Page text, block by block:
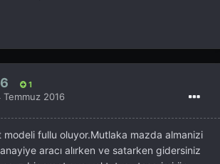
1
Temmuz 2016
fullu oluyor.Mutlaka mazda almanizi
aracı alırken ve satarken gidersiniz